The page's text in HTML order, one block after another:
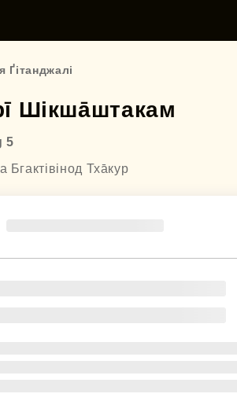
Ґітанджалі
Шікша̄штакам
5
Бгактівінод Тха̄кур